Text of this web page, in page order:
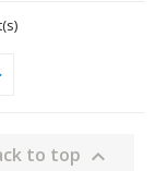
to top 